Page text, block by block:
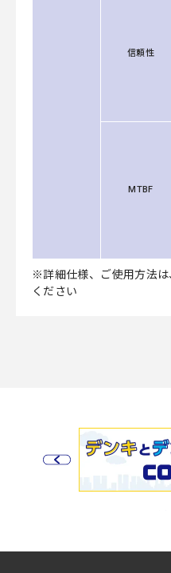
信頼性
MTBF
※詳細仕様、ご使用方法
ください